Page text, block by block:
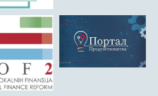
и заштиту животне